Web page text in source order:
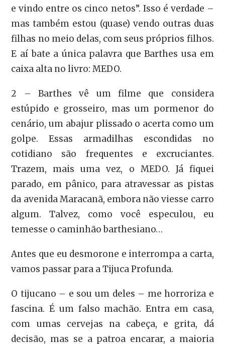
e vindo entre os cinco netos”. Isso é verdade –
mas também estou (quase) vendo outras duas
filhas no meio delas, com seus próprios filhos.
E aí bate a única palavra que Barthes usa em
caixa alta no livro: MEDO.
2 – Barthes vê um filme que considera
estúpido e grosseiro, mas um pormenor do
cenário, um abajur plissado o acerta como um
golpe. Essas armadilhas escondidas no
cotidiano são frequentes e excruciantes.
Trazem, mais uma vez, o MEDO. Já fiquei
parado, em pânico, para atravessar as pistas
da avenida Maracanã, embora não viesse carro
algum. Talvez, como você especulou, eu
temesse o caminhão barthesiano…
Antes que eu desmorone e interrompa a carta,
vamos passar para a Tijuca Profunda.
O tijucano – e sou um deles – me horroriza e
fascina. É um falso machão. Entra em casa,
com umas cervejas na cabeça, e grita, dá
decisão, mas se a patroa encarar, a maioria